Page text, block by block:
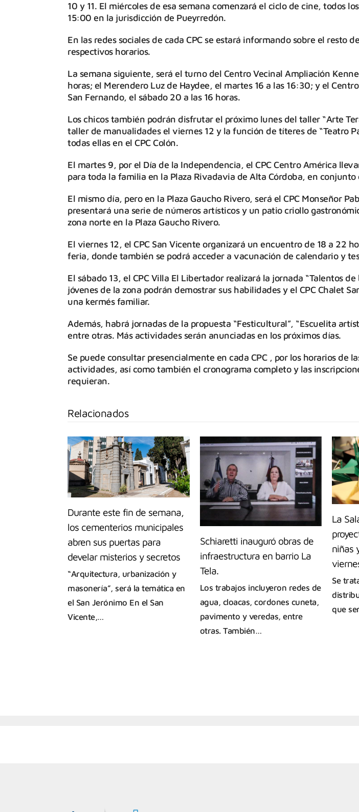
10 y 11. El miércoles de esa semana comenzará el ciclo de cine, todos
15:00 en la jurisdicción de Pueyrredón.
En las redes sociales de cada CPC se estará informando sobre el resto
respectivos horarios.
La semana siguiente, será el turno del Centro Vecinal Ampliación
horas; el Merendero Luz de Haydee, el martes 16 a las 16:30; y el
San Fernando, el sábado 20 a las 16 horas.
Los chicos también podrán disfrutar el próximo lunes del taller “Arte
taller de manualidades el viernes 12 y la función de títeres de “Teatro
todas ellas en el CPC Colón.
El martes 9, por el Día de la Independencia, el CPC Centro América
para toda la familia en la Plaza Rivadavia de Alta Córdoba, en conjunto
El mismo día, pero en la Plaza Gaucho Rivero, será el CPC Monseñor
presentará una serie de números artísticos y un patio criollo
zona norte en la Plaza Gaucho Rivero.
El viernes 12, el CPC San Vicente organizará un encuentro de 18 a 22
feria, donde también se podrá acceder a vacunación de calendario y
El sábado 13, el CPC Villa El Libertador realizará la jornada “Talentos
jóvenes de la zona podrán demostrar sus habilidades y el CPC Chalet
una kermés familiar.
Además, habrá jornadas de la propuesta “Festicultural”, “Escuelita
entre otras. Más actividades serán anunciadas en los próximos días.
Se puede consultar presencialmente en cada CPC , por los horarios de
actividades, así como también el cronograma completo y las
requieran.
Relacionados
Durante este fin de semana,
los cementerios municipales
abren sus puertas para
develar misterios y secretos
“Arquitectura, urbanización y
masonería”, será la temática en
el San Jerónimo En el San
Vicente,…
Schiaretti inauguró obras de
infraestructura en barrio La
Tela.
Los trabajos incluyeron redes de
agua, cloacas, cordones cuneta,
pavimento y veredas, entre
otras. También…
La
niñas
Se
que